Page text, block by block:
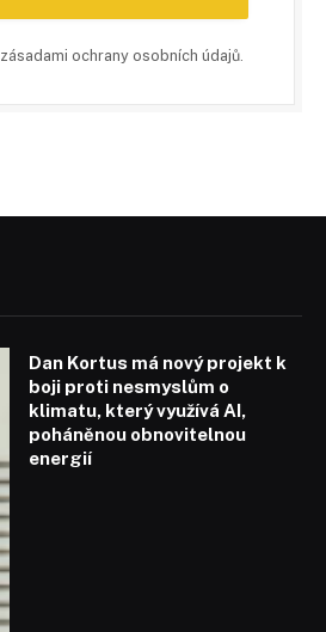
zásadami ochrany osobních údajů
Dan Kortus má nový projekt k
boji proti nesmyslům o
klimatu, který využívá AI,
poháněnou obnovitelnou
energií